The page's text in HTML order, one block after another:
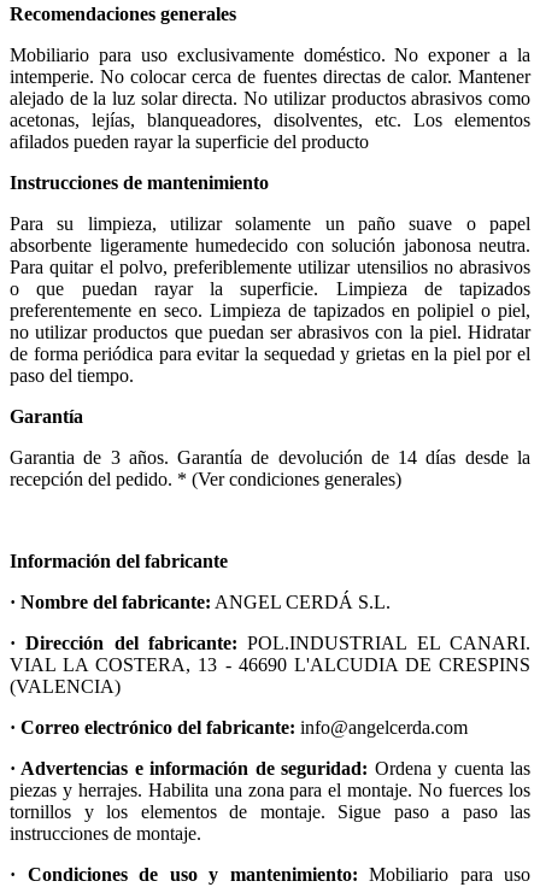
Recomendaciones generales
Mobiliario para uso exclusivamente doméstico. No exponer a la
intemperie. No colocar cerca de fuentes directas de calor. Mantener
alejado de la luz solar directa. No utilizar productos abrasivos como
acetonas, lejías, blanqueadores, disolventes, etc. Los elementos
afilados pueden rayar la superficie del producto
Instrucciones de mantenimiento
Para su limpieza, utilizar solamente un paño suave o papel
absorbente ligeramente humedecido con solución jabonosa neutra.
Para quitar el polvo, preferiblemente utilizar utensilios no abrasivos
o que puedan rayar la superficie. Limpieza de tapizados
preferentemente en seco. Limpieza de tapizados en polipiel o piel,
no utilizar productos que puedan ser abrasivos con la piel. Hidratar
de forma periódica para evitar la sequedad y grietas en la piel por el
paso del tiempo.
Garantía
Garantia de 3 años. Garantía de devolución de 14 días desde la
recepción del pedido. * (Ver condiciones generales)
Información del fabricante
· Nombre del fabricante: ANGEL CERDÁ S.L.
· Dirección del fabricante: POL.INDUSTRIAL EL CANARI.
VIAL LA COSTERA, 13 - 46690 L'ALCUDIA DE CRESPINS
(VALENCIA)
· Correo electrónico del fabricante: info@angelcerda.com
· Advertencias e información de seguridad: Ordena y cuenta las
piezas y herrajes. Habilita una zona para el montaje. No fuerces los
tornillos y los elementos de montaje. Sigue paso a paso las
instrucciones de montaje.
· Condiciones de uso y mantenimiento: Mobiliario para uso